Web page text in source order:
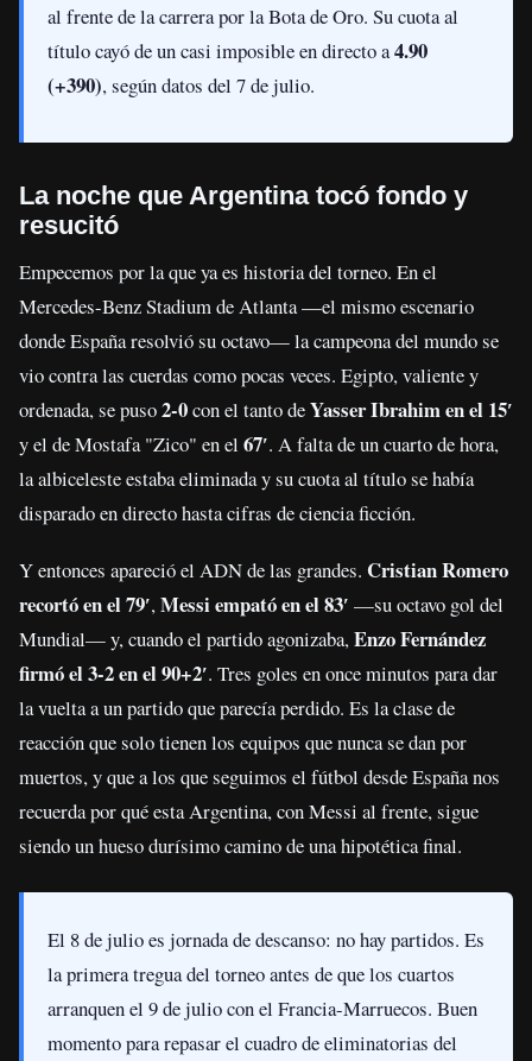
al frente de la carrera por la Bota de Oro. Su cuota al
título cayó de un casi imposible en directo a4.90
(+390), según datos del 7 de julio.
La noche que Argentina tocó fondo y
resucitó
Empecemos por la que ya es historia del torneo. En el
Mercedes-Benz Stadium de Atlanta —el mismo escenario
donde España resolvió su octavo— la campeona del mundo se
vio contra las cuerdas como pocas veces. Egipto, valiente y
ordenada, se puso2-0con el tanto deYasser Ibrahim en el 15′
y el de Mostafa "Zico" en el 67′. A falta de un cuarto de hora,
la albiceleste estaba eliminada y su cuota al título se había
disparado en directo hasta cifras de ciencia ficción.
Y entonces apareció el ADN de las grandes. Cristian Romero
recortó en el 79′,Messi empató en el 83′ —su octavo gol del
Mundial— y, cuando el partido agonizaba,Enzo Fernández
firmó el 3-2 en el 90+2′. Tres goles en once minutos para dar
la vuelta a un partido que parecía perdido. Es la clase de
reacción que solo tienen los equipos que nunca se dan por
muertos, y que a los que seguimos el fútbol desde España nos
recuerda por qué esta Argentina, con Messi al frente, sigue
siendo un hueso durísimo camino de una hipotética final.
El 8 de julio es jornada de descanso: no hay partidos. Es
la primera tregua del torneo antes de que los cuartos
arranquen el 9 de julio con el Francia-Marruecos. Buen
momento para repasar el cuadro de eliminatorias del